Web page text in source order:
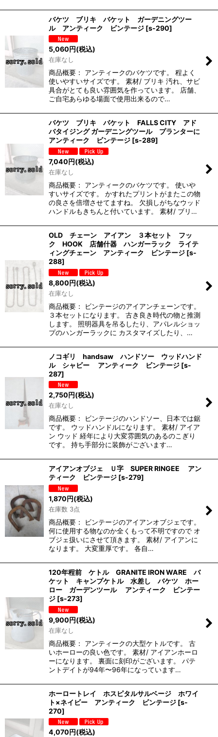
バケツ ブリキ バケット ガーデニングツー
ル アンティーク ビンテージ [s-290]
5,060円(税込)
在庫なし
商品概要： アンティークのバケツです。 程よく
使いやすいサイズです。 素材/ ブリキ 汚れ、サビ
具合がとても良い雰囲気を作っています。 店舗、
ご自宅あらゆる場面で使用出来るので…
バケツ ブリキ バケット FALLS CITY アド
バタイジング ガーデニングツール プランターに
アンティーク ビンテージ [s-289]
7,040円(税込)
在庫なし
商品概要： アンティークのバケツです。 使いや
すいサイズです。 かすれたプリントがまたこの物
の良さを倍増させてますね。 欠損しがちなウッド
ハンドルもきちんと付いています。 素材/ ブリ…
OLD チェーン アイアン ３本セット フッ
ク HOOK 店舗什器 ハンガーラック ライテ
ィングチェーン アンティーク ビンテージ [s-
288]
8,800円(税込)
在庫なし
商品概要： ビンテージのアイアンチェーンです。
３本セットになります。 古き良き時代の物と推測
します。 照明器具を吊るしたり、アパレルショッ
プのハンガーラックに カスタマイズしたり、…
ノコギリ handsaw ハンドソー ウッドハンド
ル シャビー アンティーク ビンテージ [s-
287]
2,750円(税込)
在庫なし
商品概要： ビンテージのハンドソー、日本では鋸
です。 ウッドハンドルになります。 素材/ アイア
ン ウッド 経年により大変雰囲気のあるのこぎり
です。 持ち手部分に装飾がございます…
アイアンオブジェ Ｕ字 SUPER RINGEE アン
ティーク ビンテージ [s-279]
1,870円(税込)
在庫数 3点
商品概要： ビンテージのアイアンオブジェです。
何に使用する物なのか全くもって不明ですので オ
ブジェ扱いにさせて頂きます。 素材/ アイアンに
なります。 大変重厚です。 各自…
120年程前 ケトル GRANITE IRON WARE バ
ケット キャンプケトル 水差し バケツ ホー
ロー ガーデンツール アンティーク ビンテー
ジ [s-273]
9,900円(税込)
在庫なし
商品概要： アンティークの大型ケトルです。 古
いホーローの良い色です。 素材/ アイアンホーロ
ーになります。 裏面に刻印がございます。 パテ
ントデイトが94年〜96年になっています…
ホーロートレイ ホスピタルサルベージ ホワイ
ト×ネイビー アンティーク ビンテージ [s-
270]
4,070円(税込)